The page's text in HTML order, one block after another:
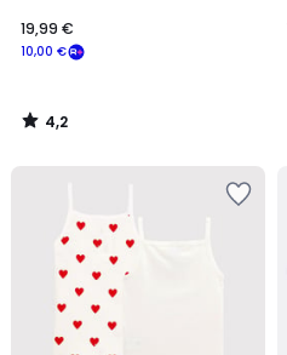
€
souscrivez
notre
programme
place
10,00
10,00 €
19,99 €
4,2
/